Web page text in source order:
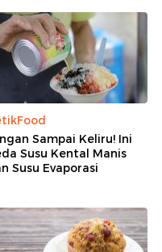
Sampai Keliru! Ini
Susu Kental Manis
Susu Evaporasi